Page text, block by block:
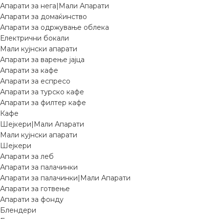
Апарати за нега|Мали Апарати
Апарати за домаќинство
Апарати за одржување облека
Електрични бокали
Мали кујнски апарати
Апарати за варење јајца
Апарати за кафе
Апарати за еспресо
Апарати за турско кафе
Апарати за филтер кафе
Кафе
Шејкери|Мали Апарати
Мали кујнски апарати
Шејкери
Апарати за леб
Апарати за палачинки
Апарати за палачинки|Мали Апарати
Апарати за готвење
Апарати за фонду
Блендери